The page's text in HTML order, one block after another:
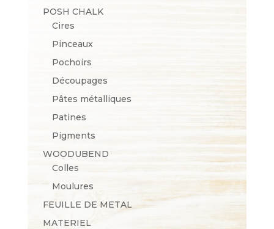
POSH CHALK
Cires
Pinceaux
Pochoirs
Découpages
Pâtes métalliques
Patines
Pigments
WOODUBEND
Colles
Moulures
FEUILLE DE METAL
MATERIEL